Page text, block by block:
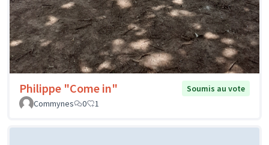
Philippe "Come in"
Soumis au vote
Commynes
0 1